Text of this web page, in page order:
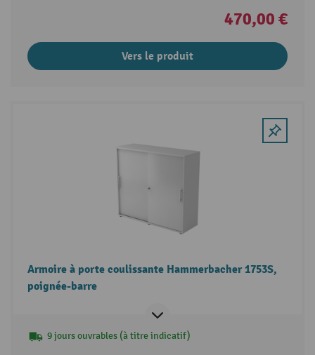
470,00 €
Vers le produit
Armoire à porte coulissante Hammerbacher 1753S,
poignée-barre
9 jours ouvrables (à titre indicatif)